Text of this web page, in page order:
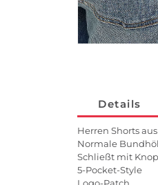
Details
Herren Shorts
Normale
Schließt mit
5-Pocket-Style
Logo-Patch